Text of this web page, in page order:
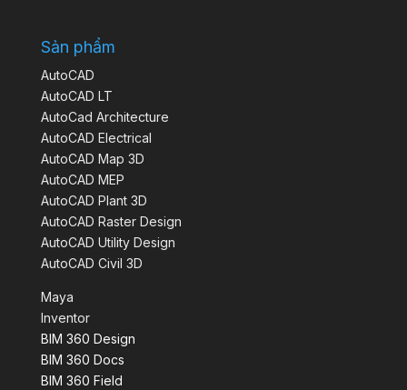
Sản phẩm
AutoCAD
AutoCAD LT
AutoCad Architecture
AutoCAD Electrical
AutoCAD Map 3D
AutoCAD MEP
AutoCAD Plant 3D
AutoCAD Raster Design
AutoCAD Utility Design
AutoCAD Civil 3D
Maya
Inventor
BIM 360 Design
BIM 360 Docs
BIM 360 Field